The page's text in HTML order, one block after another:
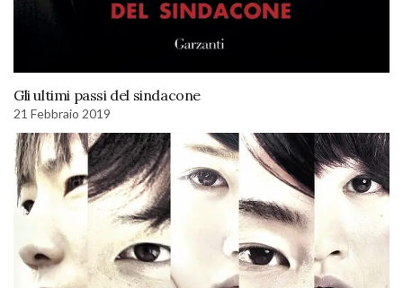
Gli ultimi passi del sindacone
21 Febbraio 2019